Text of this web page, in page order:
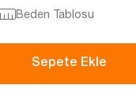
Beden Tablosu